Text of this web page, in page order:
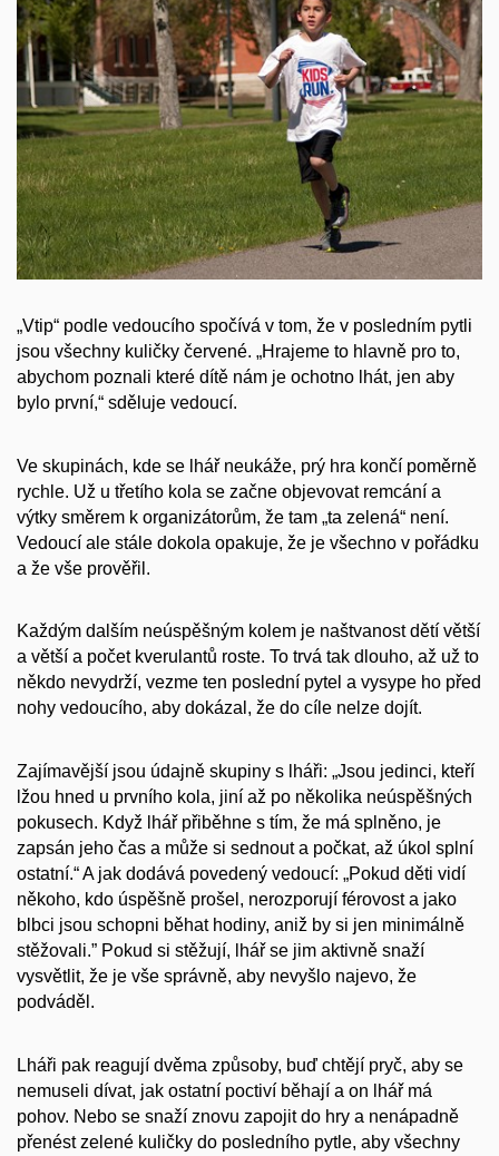
„Vtip“ podle vedoucího spočívá v tom, že v posledním pytli
jsou všechny kuličky červené. „Hrajeme to hlavně pro to,
abychom poznali které dítě nám je ochotno lhát, jen aby
bylo první,“ sděluje vedoucí.
Ve skupinách, kde se lhář neukáže, prý hra končí poměrně
rychle. Už u třetího kola se začne objevovat remcání a
výtky směrem k organizátorům, že tam „ta zelená“ není.
Vedoucí ale stále dokola opakuje, že je všechno v pořádku
a že vše prověřil.
Každým dalším neúspěšným kolem je naštvanost dětí větší
a větší a počet kverulantů roste. To trvá tak dlouho, až už to
někdo nevydrží, vezme ten poslední pytel a vysype ho před
nohy vedoucího, aby dokázal, že do cíle nelze dojít.
Zajímavější jsou údajně skupiny s lháři: „Jsou jedinci, kteří
lžou hned u prvního kola, jiní až po několika neúspěšných
pokusech. Když lhář přiběhne s tím, že má splněno, je
zapsán jeho čas a může si sednout a počkat, až úkol splní
ostatní.“ A jak dodává povedený vedoucí: „Pokud děti vidí
někoho, kdo úspěšně prošel, nerozporují férovost a jako
blbci jsou schopni běhat hodiny, aniž by si jen minimálně
stěžovali.” Pokud si stěžují, lhář se jim aktivně snaží
vysvětlit, že je vše správně, aby nevyšlo najevo, že
podváděl.
Lháři pak reagují dvěma způsoby, buď chtějí pryč, aby se
nemuseli dívat, jak ostatní poctiví běhají a on lhář má
pohov. Nebo se snaží znovu zapojit do hry a nenápadně
přenést zelené kuličky do posledního pytle, aby všechny